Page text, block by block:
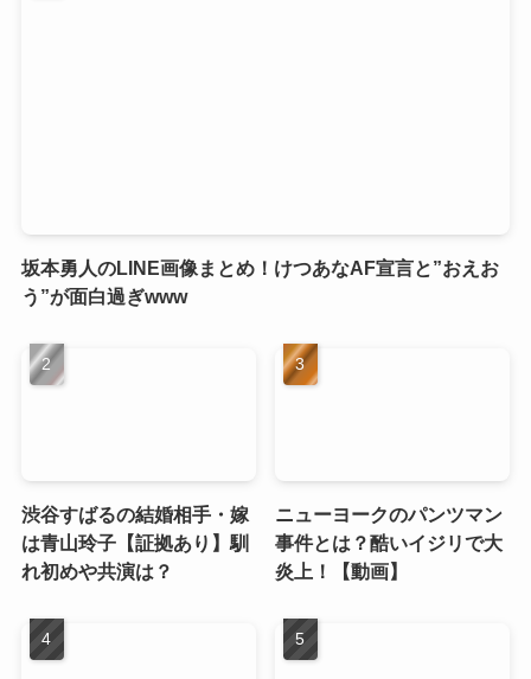
坂本勇人のLINE画像まとめ！けつあなAF宣言と”おえお
う”が面白過ぎwww
渋谷すばるの結婚相手・嫁
は青山玲子【証拠あり】馴
れ初めや共演は？
ニューヨークのパンツマン
事件とは？酷いイジリで大
炎上！【動画】